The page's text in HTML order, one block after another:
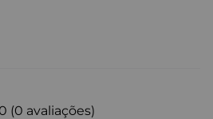
(0 avaliações)